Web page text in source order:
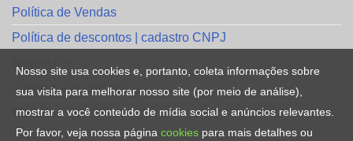
Política de Vendas
Política de descontos | cadastro CNPJ
Avalie a sua compra
Contato
Nosso site usa cookies e, portanto, coleta informações sobre
sua visita para melhorar nosso site (por meio de análise),
mostrar a você conteúdo de mídia social e anúncios relevantes.
Por favor, veja nossa página cookies para mais detalhes ou